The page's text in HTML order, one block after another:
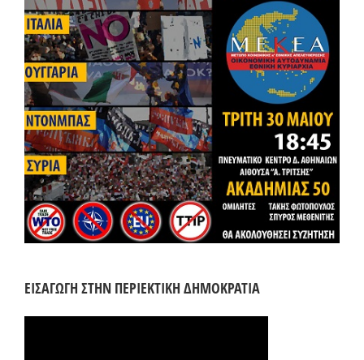
ΕΙΣΑΓΩΓΗ ΣΤΗΝ ΠΕΡΙΕΚΤΙΚΗ ΔΗΜΟΚΡΑΤΙΑ